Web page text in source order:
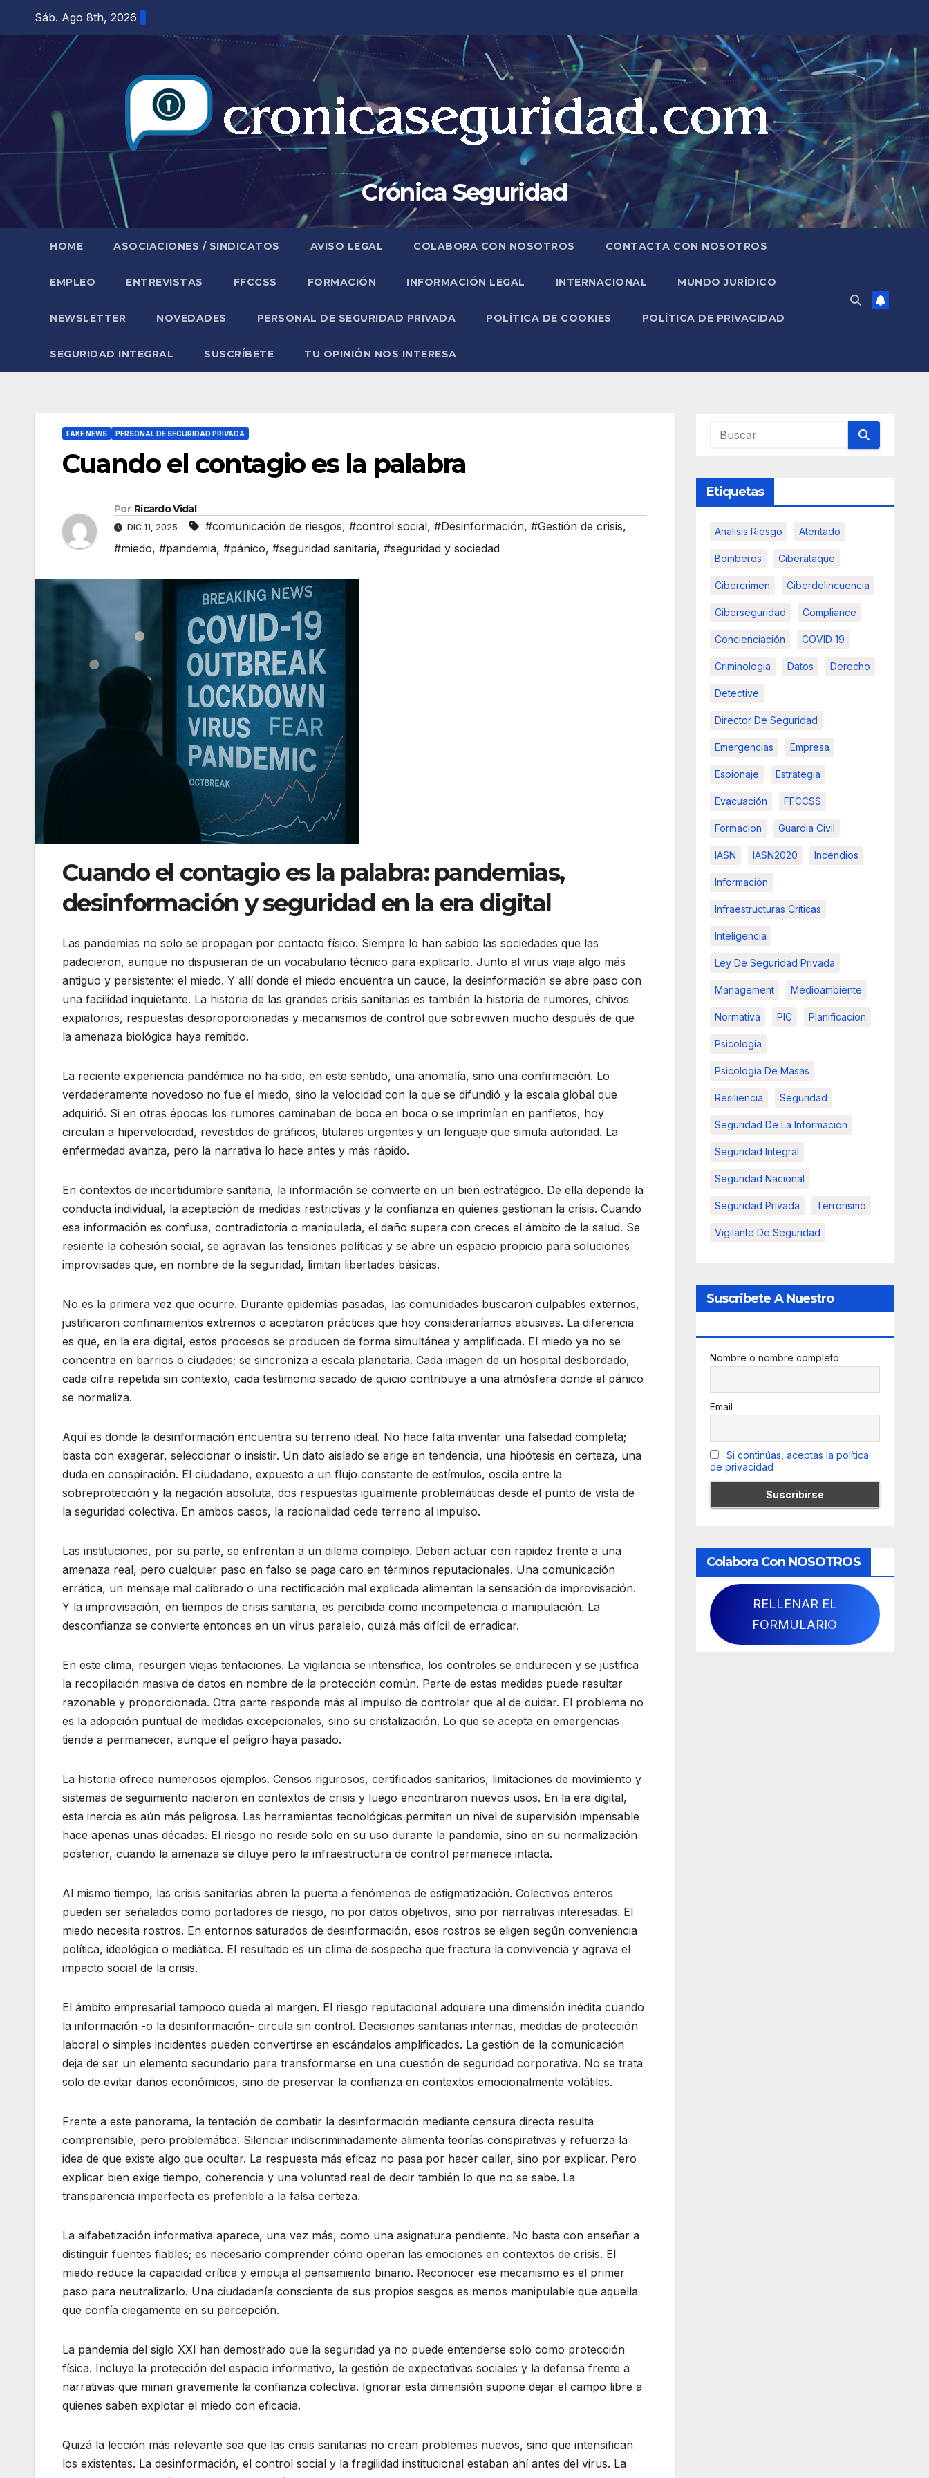
contenido
Sáb. Ago 8th, 2026
Crónica Seguridad
HOME ASOCIACIONES / SINDICATOS AVISO LEGAL COLABORA CON NOSOTROS CONTACTA CON NOSOTROS
EMPLEO ENTREVISTAS FFCCSS FORMACIÓN INFORMACIÓN LEGAL INTERNACIONAL MUNDO JURÍDICO
NEWSLETTER NOVEDADES PERSONAL DE SEGURIDAD PRIVADA POLÍTICA DE COOKIES POLÍTICA DE PRIVACIDAD
SEGURIDAD INTEGRAL SUSCRÍBETE TU OPINIÓN NOS INTERESA
FAKE NEWS PERSONAL DE SEGURIDAD PRIVADA
Cuando el contagio es la palabra
Por Ricardo Vidal
DIC 11, 2025 #comunicación de riesgos, #control social, #Desinformación, #Gestión de crisis,
#miedo, #pandemia, #pánico, #seguridad sanitaria, #seguridad y sociedad
Cuando el contagio es la palabra: pandemias,
desinformación y seguridad en la era digital
Las pandemias no solo se propagan por contacto físico. Siempre lo han sabido las sociedades que las
padecieron, aunque no dispusieran de un vocabulario técnico para explicarlo. Junto al virus viaja algo más
antiguo y persistente: el miedo. Y allí donde el miedo encuentra un cauce, la desinformación se abre paso con
una facilidad inquietante. La historia de las grandes crisis sanitarias es también la historia de rumores, chivos
expiatorios, respuestas desproporcionadas y mecanismos de control que sobreviven mucho después de que
la amenaza biológica haya remitido.
La reciente experiencia pandémica no ha sido, en este sentido, una anomalía, sino una confirmación. Lo
verdaderamente novedoso no fue el miedo, sino la velocidad con la que se difundió y la escala global que
adquirió. Si en otras épocas los rumores caminaban de boca en boca o se imprimían en panfletos, hoy
circulan a hipervelocidad, revestidos de gráficos, titulares urgentes y un lenguaje que simula autoridad. La
enfermedad avanza, pero la narrativa lo hace antes y más rápido.
En contextos de incertidumbre sanitaria, la información se convierte en un bien estratégico. De ella depende la
conducta individual, la aceptación de medidas restrictivas y la confianza en quienes gestionan la crisis. Cuando
esa información es confusa, contradictoria o manipulada, el daño supera con creces el ámbito de la salud. Se
resiente la cohesión social, se agravan las tensiones políticas y se abre un espacio propicio para soluciones
improvisadas que, en nombre de la seguridad, limitan libertades básicas.
No es la primera vez que ocurre. Durante epidemias pasadas, las comunidades buscaron culpables externos,
justificaron confinamientos extremos o aceptaron prácticas que hoy consideraríamos abusivas. La diferencia
es que, en la era digital, estos procesos se producen de forma simultánea y amplificada. El miedo ya no se
concentra en barrios o ciudades; se sincroniza a escala planetaria. Cada imagen de un hospital desbordado,
cada cifra repetida sin contexto, cada testimonio sacado de quicio contribuye a una atmósfera donde el pánico
se normaliza.
Aquí es donde la desinformación encuentra su terreno ideal. No hace falta inventar una falsedad completa;
basta con exagerar, seleccionar o insistir. Un dato aislado se erige en tendencia, una hipótesis en certeza, una
duda en conspiración. El ciudadano, expuesto a un flujo constante de estímulos, oscila entre la
sobreprotección y la negación absoluta, dos respuestas igualmente problemáticas desde el punto de vista de
la seguridad colectiva. En ambos casos, la racionalidad cede terreno al impulso.
Las instituciones, por su parte, se enfrentan a un dilema complejo. Deben actuar con rapidez frente a una
amenaza real, pero cualquier paso en falso se paga caro en términos reputacionales. Una comunicación
errática, un mensaje mal calibrado o una rectificación mal explicada alimentan la sensación de improvisación.
Y la improvisación, en tiempos de crisis sanitaria, es percibida como incompetencia o manipulación. La
desconfianza se convierte entonces en un virus paralelo, quizá más difícil de erradicar.
En este clima, resurgen viejas tentaciones. La vigilancia se intensifica, los controles se endurecen y se justifica
la recopilación masiva de datos en nombre de la protección común. Parte de estas medidas puede resultar
razonable y proporcionada. Otra parte responde más al impulso de controlar que al de cuidar. El problema no
es la adopción puntual de medidas excepcionales, sino su cristalización. Lo que se acepta en emergencias
tiende a permanecer, aunque el peligro haya pasado.
La historia ofrece numerosos ejemplos. Censos rigurosos, certificados sanitarios, limitaciones de movimiento y
sistemas de seguimiento nacieron en contextos de crisis y luego encontraron nuevos usos. En la era digital,
esta inercia es aún más peligrosa. Las herramientas tecnológicas permiten un nivel de supervisión impensable
hace apenas unas décadas. El riesgo no reside solo en su uso durante la pandemia, sino en su normalización
posterior, cuando la amenaza se diluye pero la infraestructura de control permanece intacta.
Al mismo tiempo, las crisis sanitarias abren la puerta a fenómenos de estigmatización. Colectivos enteros
pueden ser señalados como portadores de riesgo, no por datos objetivos, sino por narrativas interesadas. El
miedo necesita rostros. En entornos saturados de desinformación, esos rostros se eligen según conveniencia
política, ideológica o mediática. El resultado es un clima de sospecha que fractura la convivencia y agrava el
impacto social de la crisis.
El ámbito empresarial tampoco queda al margen. El riesgo reputacional adquiere una dimensión inédita cuando
la información -o la desinformación- circula sin control. Decisiones sanitarias internas, medidas de protección
laboral o simples incidentes pueden convertirse en escándalos amplificados. La gestión de la comunicación
deja de ser un elemento secundario para transformarse en una cuestión de seguridad corporativa. No se trata
solo de evitar daños económicos, sino de preservar la confianza en contextos emocionalmente volátiles.
Frente a este panorama, la tentación de combatir la desinformación mediante censura directa resulta
comprensible, pero problemática. Silenciar indiscriminadamente alimenta teorías conspirativas y refuerza la
idea de que existe algo que ocultar. La respuesta más eficaz no pasa por hacer callar, sino por explicar. Pero
explicar bien exige tiempo, coherencia y una voluntad real de decir también lo que no se sabe. La
transparencia imperfecta es preferible a la falsa certeza.
La alfabetización informativa aparece, una vez más, como una asignatura pendiente. No basta con enseñar a
distinguir fuentes fiables; es necesario comprender cómo operan las emociones en contextos de crisis. El
miedo reduce la capacidad crítica y empuja al pensamiento binario. Reconocer ese mecanismo es el primer
paso para neutralizarlo. Una ciudadanía consciente de sus propios sesgos es menos manipulable que aquella
que confía ciegamente en su percepción.
La pandemia del siglo XXI han demostrado que la seguridad ya no puede entenderse solo como protección
física. Incluye la protección del espacio informativo, la gestión de expectativas sociales y la defensa frente a
narrativas que minan gravemente la confianza colectiva. Ignorar esta dimensión supone dejar el campo libre a
quienes saben explotar el miedo con eficacia.
Quizá la lección más relevante sea que las crisis sanitarias no crean problemas nuevos, sino que intensifican
los existentes. La desinformación, el control social y la fragilidad institucional estaban ahí antes del virus. La
Etiquetas
Analisis Riesgo Atentado
Bomberos Ciberataque
Cibercrimen Ciberdelincuencia
Ciberseguridad Compliance
Concienciación COVID 19
Criminologia Datos Derecho
Detective
Director De Seguridad
Emergencias Empresa
Espionaje Estrategia
Evacuación FFCCSS
Formacion Guardia Civil
IASN IASN2020 Incendios
Información
Infraestructuras Críticas
Inteligencia
Ley De Seguridad Privada
Management Medioambiente
Normativa PIC Planificacion
Psicologia
Psicología De Masas
Resiliencia Seguridad
Seguridad De La Informacion
Seguridad Integral
Seguridad Nacional
Seguridad Privada Terrorismo
Vigilante De Seguridad
Suscribete A Nuestro
Nombre o nombre completo
Email
Si continúas, aceptas la política
de privacidad
Colabora Con NOSOTROS
RELLENAR EL
FORMULARIO